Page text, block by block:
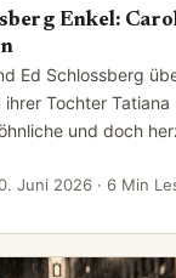
Enkel:
Ed Schlossberg
Tochter
und doch
Juni 2026 · 6 Min